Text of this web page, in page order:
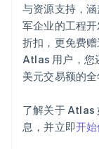
与资源支持，
军企业的工程
折扣，更免费
Atlas 用户，
美元交易额的全
了解关于 Atlas
息，并立即开
爱沙尼亚
English
奥地利
Deutsch
澳大利亚
English
Português
保加利亚
English